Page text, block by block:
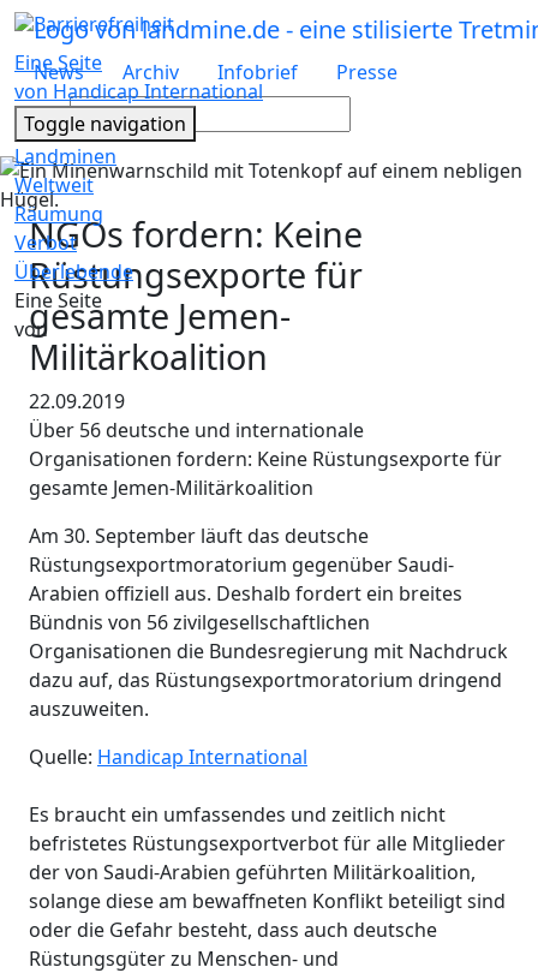
Barrierefreiheit
News
Archiv Infobrief
Presse
Suche
Eine Seite
von Handicap International
Toggle navigation
Landminen
Weltweit
Räumung
Verbot
Überlebende
Eine Seite
von
NGOs fordern: Keine
Rüstungsexporte für
gesamte Jemen-
Militärkoalition
22.09.2019
Über 56 deutsche und internationale
Organisationen fordern: Keine Rüstungsexporte für
gesamte Jemen-Militärkoalition
Am 30. September läuft das deutsche
Rüstungsexportmoratorium gegenüber Saudi-
Arabien offiziell aus. Deshalb fordert ein breites
Bündnis von 56 zivilgesellschaftlichen
Organisationen die Bundesregierung mit Nachdruck
dazu auf, das Rüstungsexportmoratorium dringend
auszuweiten.
Quelle: Handicap International
Es braucht ein umfassendes und zeitlich nicht
befristetes Rüstungsexportverbot für alle Mitglieder
der von Saudi-Arabien geführten Militärkoalition,
solange diese am bewaffneten Konflikt beteiligt sind
oder die Gefahr besteht, dass auch deutsche
Rüstungsgüter zu Menschen- und